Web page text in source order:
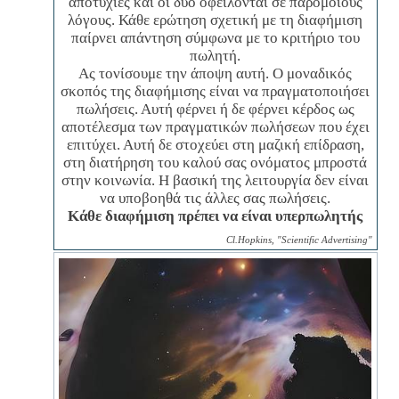
λόγους. Κάθε ερώτηση σχετική με τη διαφήμιση
παίρνει απάντηση σύμφωνα με το κριτήριο του
πωλητή.
Ας τονίσουμε την άποψη αυτή. Ο μοναδικός
σκοπός της διαφήμισης είναι να πραγματοποιήσει
πωλήσεις. Αυτή φέρνει ή δε φέρνει κέρδος ως
αποτέλεσμα των πραγματικών πωλήσεων που έχει
επιτύχει. Αυτή δε στοχεύει στη μαζική επίδραση,
στη διατήρηση του καλού σας ονόματος μπροστά
στην κοινωνία. Η βασική της λειτουργία δεν είναι
να υποβοηθά τις άλλες σας πωλήσεις.
Κάθε διαφήμιση πρέπει να είναι υπερπωλητής
Cl.Hopkins, "Scientific Advertising"